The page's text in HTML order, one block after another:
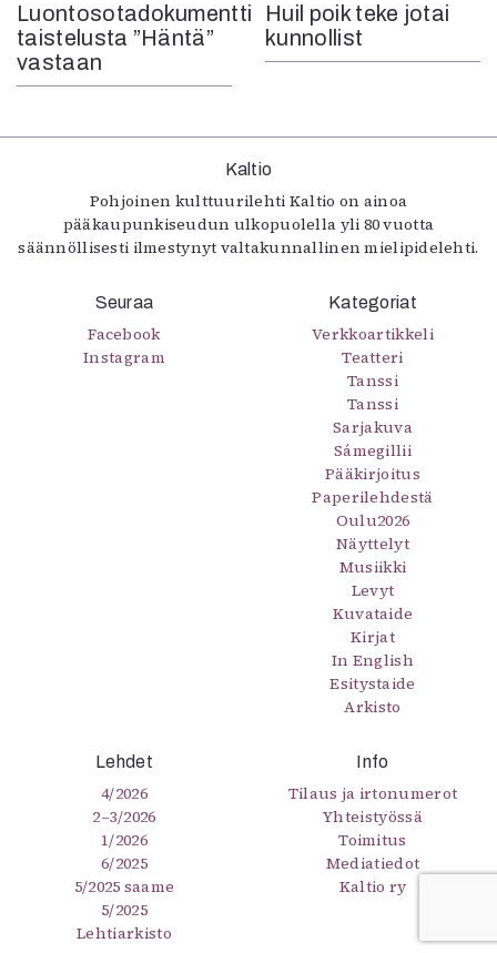
Luontosotadokumentti
taistelusta ”Häntä”
vastaan
Huil poik teke jotai
kunnollist
Kaltio
Pohjoinen kulttuurilehti Kaltio on ainoa
pääkaupunkiseudun ulkopuolella yli 80 vuotta
säännöllisesti ilmestynyt valtakunnallinen mielipidelehti.
Seuraa
Facebook
Instagram
Kategoriat
Verkkoartikkeli
Teatteri
Tanssi
Tanssi
Sarjakuva
Sámegillii
Pääkirjoitus
Paperilehdestä
Oulu2026
Näyttelyt
Musiikki
Levyt
Kuvataide
Kirjat
In English
Esitystaide
Arkisto
Lehdet
4/2026
2–3/2026
1/2026
6/2025
5/2025 saame
5/2025
Lehtiarkisto
Info
Tilaus ja irtonumerot
Yhteistyössä
Toimitus
Mediatiedot
Kaltio ry